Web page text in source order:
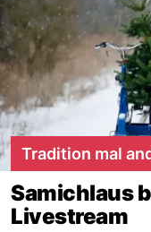
Tradition mal
Samichlaus
Livestream